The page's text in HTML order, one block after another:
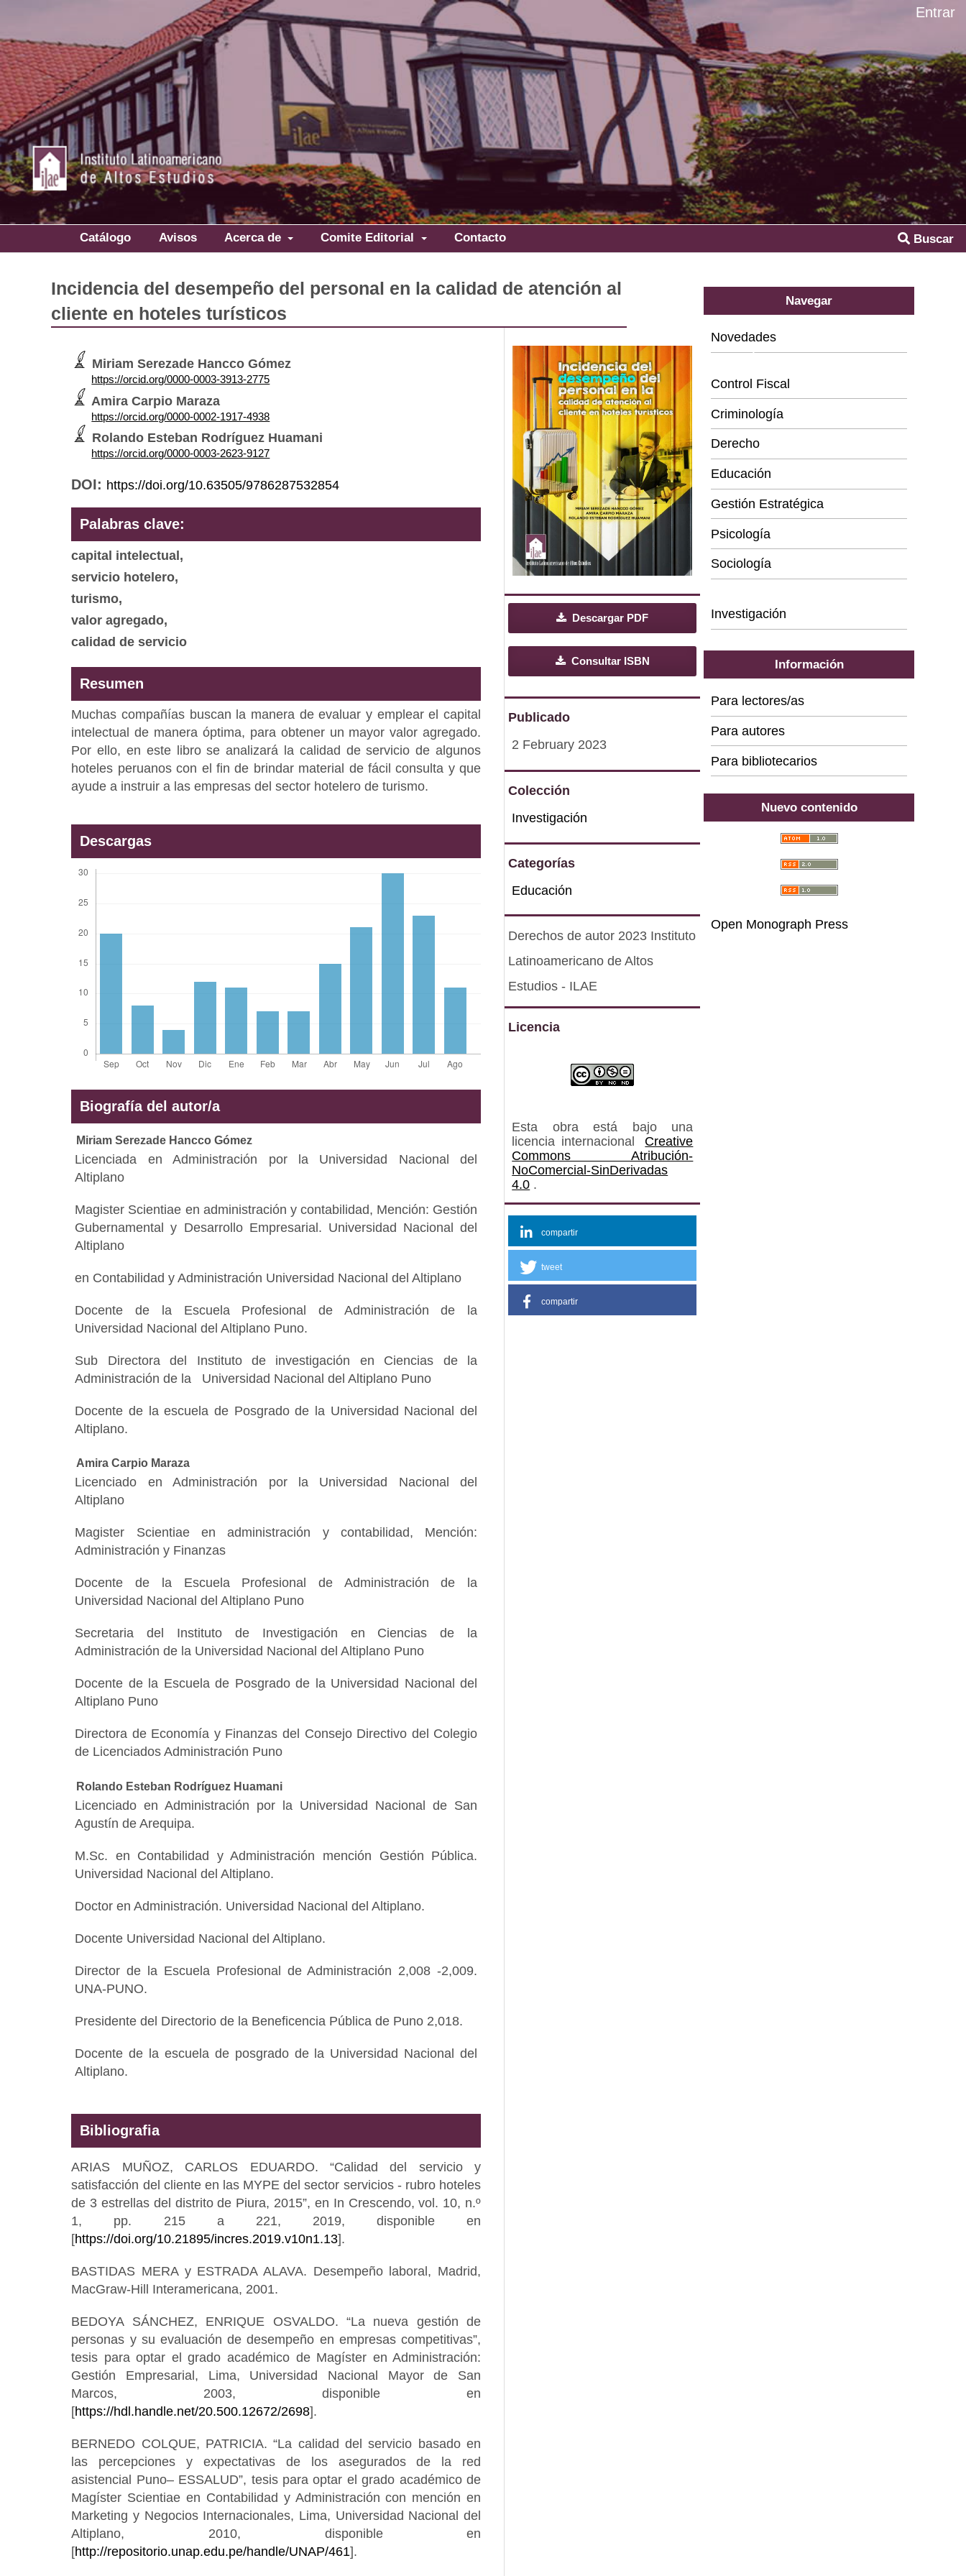
Catálogo Avisos Acerca de Comite Editorial Contacto Buscar
Entrar
Incidencia del desempeño del personal en la calidad de atención al
cliente en hoteles turísticos
Miriam Serezade Hancco Gómez
https://orcid.org/0000-0003-3913-2775
Amira Carpio Maraza
https://orcid.org/0000-0002-1917-4938
Rolando Esteban Rodríguez Huamani
https://orcid.org/0000-0003-2623-9127
DOI: https://doi.org/10.63505/9786287532854
Palabras clave:
capital intelectual,
servicio hotelero,
turismo,
valor agregado,
calidad de servicio
Resumen
Muchas compañías buscan la manera de evaluar y emplear el capital
intelectual de manera óptima, para obtener un mayor valor agregado.
Por ello, en este libro se analizará la calidad de servicio de algunos
hoteles peruanos con el fin de brindar material de fácil consulta y que
ayude a instruir a las empresas del sector hotelero de turismo.
Descargas
Biografía del autor/a
Miriam Serezade Hancco Gómez
Licenciada en Administración por la Universidad Nacional del
Altiplano
Magister Scientiae en administración y contabilidad, Mención: Gestión
Gubernamental y Desarrollo Empresarial. Universidad Nacional del
Altiplano
en Contabilidad y Administración Universidad Nacional del Altiplano
Docente de la Escuela Profesional de Administración de la
Universidad Nacional del Altiplano Puno.
Sub Directora del Instituto de investigación en Ciencias de la
Administración de la Universidad Nacional del Altiplano Puno
Docente de la escuela de Posgrado de la Universidad Nacional del
Altiplano.
Amira Carpio Maraza
Licenciado en Administración por la Universidad Nacional del
Altiplano
Magister Scientiae en administración y contabilidad, Mención:
Administración y Finanzas
Docente de la Escuela Profesional de Administración de la
Universidad Nacional del Altiplano Puno
Secretaria del Instituto de Investigación en Ciencias de la
Administración de la Universidad Nacional del Altiplano Puno
Docente de la Escuela de Posgrado de la Universidad Nacional del
Altiplano Puno
Directora de Economía y Finanzas del Consejo Directivo del Colegio
de Licenciados Administración Puno
Rolando Esteban Rodríguez Huamani
Licenciado en Administración por la Universidad Nacional de San
Agustín de Arequipa.
M.Sc. en Contabilidad y Administración mención Gestión Pública.
Universidad Nacional del Altiplano.
Doctor en Administración. Universidad Nacional del Altiplano.
Docente Universidad Nacional del Altiplano.
Director de la Escuela Profesional de Administración 2,008 -2,009.
UNA-PUNO.
Presidente del Directorio de la Beneficencia Pública de Puno 2,018.
Docente de la escuela de posgrado de la Universidad Nacional del
Altiplano.
Bibliografia
ARIAS MUÑOZ, CARLOS EDUARDO. “Calidad del servicio y
satisfacción del cliente en las MYPE del sector servicios - rubro hoteles
de 3 estrellas del distrito de Piura, 2015”, en In Crescendo, vol. 10, n.º
1, pp. 215 a 221, 2019, disponible en
[https://doi.org/10.21895/incres.2019.v10n1.13].
BASTIDAS MERA y ESTRADA ALAVA. Desempeño laboral, Madrid,
MacGraw-Hill Interamericana, 2001.
BEDOYA SÁNCHEZ, ENRIQUE OSVALDO. “La nueva gestión de
personas y su evaluación de desempeño en empresas competitivas”,
tesis para optar el grado académico de Magíster en Administración:
Gestión Empresarial, Lima, Universidad Nacional Mayor de San
Marcos, 2003, disponible en
[https://hdl.handle.net/20.500.12672/2698].
BERNEDO COLQUE, PATRICIA. “La calidad del servicio basado en
las percepciones y expectativas de los asegurados de la red
asistencial Puno– ESSALUD”, tesis para optar el grado académico de
Magíster Scientiae en Contabilidad y Administración con mención en
Marketing y Negocios Internacionales, Lima, Universidad Nacional del
Altiplano, 2010, disponible en
[http://repositorio.unap.edu.pe/handle/UNAP/461].
Descargar PDF
Consultar ISBN
Publicado
2 February 2023
Colección
Investigación
Categorías
Educación
Derechos de autor 2023 Instituto
Latinoamericano de Altos
Estudios - ILAE
Licencia
Esta obra está bajo una
licencia internacional
Creative
Commons Atribución-
NoComercial-SinDerivadas
4.0 .
compartir
tweet
compartir
Navegar
Novedades
Categorías
Control Fiscal
Criminología
Derecho
Educación
Gestión Estratégica
Psicología
Sociología
Investigación
Información
Para lectores/as
Para autores
Para bibliotecarios
Nuevo contenido
Open Monograph Press